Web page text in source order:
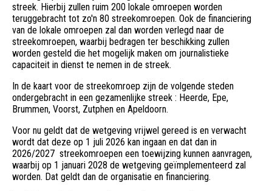
streek. Hierbij zullen ruim 200 lokale omroepen worden
teruggebracht tot zo'n 80 streekomroepen. Ook de financiering
van de lokale omroepen zal dan worden verlegd naar de
streekomroepen, waarbij bedragen ter beschikking zullen
worden gesteld die het mogelijk maken om journalistieke
capaciteit in dienst te nemen in de streek.
In de kaart voor de streekomroep zijn de volgende steden
ondergebracht in een gezamenlijke streek : Heerde, Epe,
Brummen, Voorst, Zutphen en Apeldoorn.
Voor nu geldt dat de wetgeving vrijwel gereed is en verwacht
wordt dat deze op 1 juli 2026 kan ingaan en dat dan in
2026/2027 streekomroepen een toewijzing kunnen aanvragen,
waarbij op 1 januari 2028 de wetgeving geïmplementeerd zal
worden. Dat geldt dan de organisatie en financiering.